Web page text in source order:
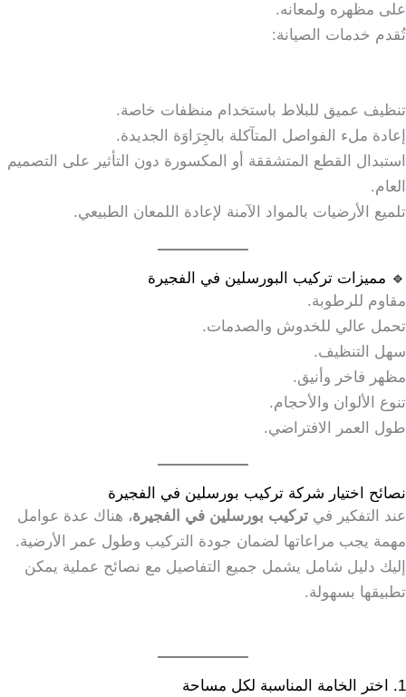
على مظهره ولمعانه.
تُقدم خدمات الصيانة:
تنظيف عميق للبلاط باستخدام منظفات خاصة.
إعادة ملء الفواصل المتآكلة بالجِرَاوَة الجديدة.
استبدال القطع المتشققة أو المكسورة دون التأثير على التصميم
العام.
تلميع الأرضيات بالمواد الآمنة لإعادة اللمعان الطبيعي.
🔹 مميزات تركيب البورسلين في الفجيرة
مقاوم للرطوبة.
تحمل عالي للخدوش والصدمات.
سهل التنظيف.
مظهر فاخر وأنيق.
تنوع الألوان والأحجام.
طول العمر الافتراضي.
نصائح اختيار شركة تركيب بورسلين في الفجيرة
عند التفكير في تركيب بورسلين في الفجيرة، هناك عدة عوامل
مهمة يجب مراعاتها لضمان جودة التركيب وطول عمر الأرضية.
إليك دليل شامل يشمل جميع التفاصيل مع نصائح عملية يمكن
تطبيقها بسهولة.
1. اختر الخامة المناسبة لكل مساحة